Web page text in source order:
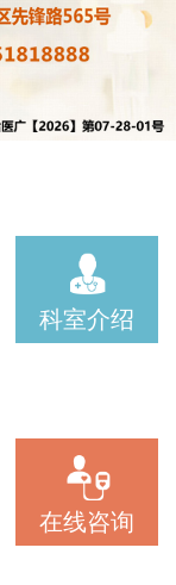
科室介绍
在线咨询